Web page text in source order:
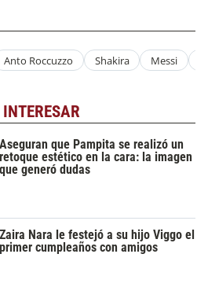
Anto Roccuzzo Shakira Messi
Aseguran que Pampita se realizó un
retoque estético en la cara: la imagen
que generó dudas
Zaira Nara le festejó a su hijo Viggo el
primer cumpleaños con amigos